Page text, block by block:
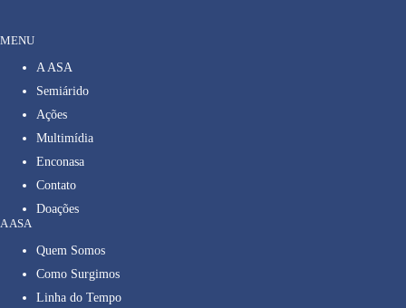
MENU
A ASA
Semiárido
Ações
Multimídia
Enconasa
Contato
Doações
A ASA
Quem Somos
Como Surgimos
Linha do Tempo